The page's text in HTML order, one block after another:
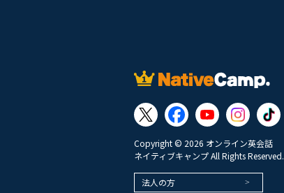
Copyright © 2026 オンライン英会話
ネイティブキャンプ All Rights Reserved.
法人の方